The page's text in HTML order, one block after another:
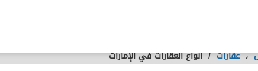
،عقارات /أنواع العقارات في الإمارات